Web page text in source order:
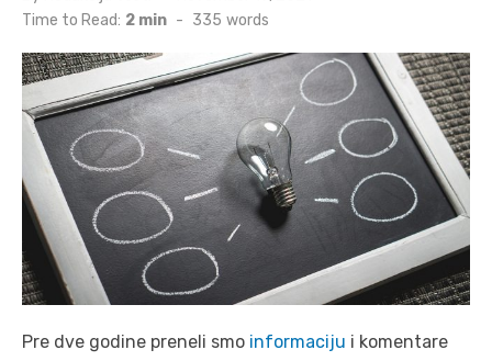
Time to Read: 2 min - 335 words
Pre dve godine preneli smo informaciju i komentare